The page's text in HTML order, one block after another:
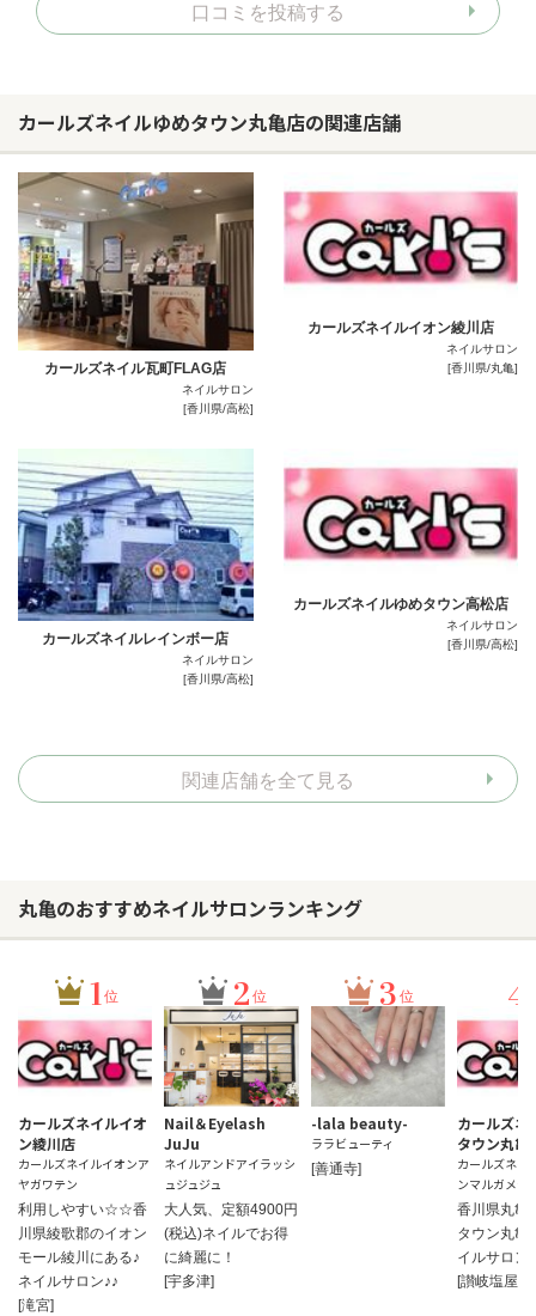
口コミを投稿する
カールズネイルゆめタウン丸亀店の関連店舗
カールズネイル瓦町FLAG店
ネイルサロン
[香川県/高松]
カールズネイルイオン綾川店
ネイルサロン
[香川県/丸亀]
カールズネイルレインボー店
ネイルサロン
[香川県/高松]
カールズネイルゆめタウン高松店
ネイルサロン
[香川県/高松]
関連店舗を全て見る
丸亀のおすすめネイルサロンランキング
1位
カールズネイルイオ
ン綾川店
カールズネイルイオンア
ヤガワテン
利用しやすい☆☆香
川県綾歌郡のイオン
モール綾川にある♪
ネイルサロン♪♪
[滝宮]
2 位
Nail＆Eyelash
JuJu
ネイルアンドアイラッシ
ュジュジュ
大人気、定額4900円
(税込)ネイルでお得
に綺麗に！
[宇多津]
3 位
-lala beauty-
ララビューティ
[善通寺]
4
カールズネ
タウン丸亀
カールズネイ
ンマルガメテ
香川県丸亀
タウン丸亀
イルサロン
[讃岐塩屋]